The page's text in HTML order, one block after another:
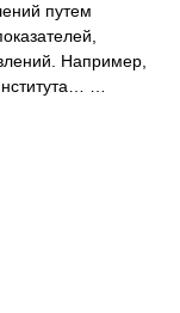
путем
Например,
…